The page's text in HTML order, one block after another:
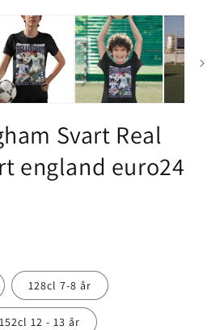
Svart Real
england euro24
128cl 7-8 år
152cl 12 - 13 år